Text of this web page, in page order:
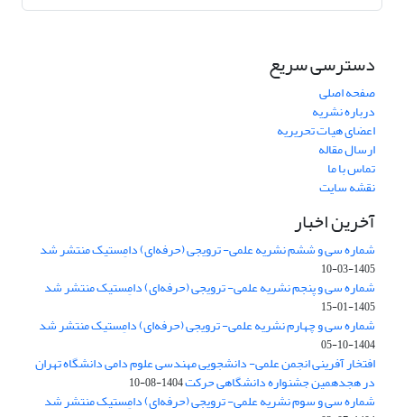
دسترسی سریع
صفحه اصلی
درباره نشریه
اعضای هیات تحریریه
ارسال مقاله
تماس با ما
نقشه سایت
آخرین اخبار
شماره سی و ششم نشریه علمی- ترویجی (حرفه‌ای) دامِستیک منتشر شد
1405-03-10
شماره سی و پنجم نشریه علمی- ترویجی (حرفه‌ای) دامِستیک منتشر شد
1405-01-15
شماره سی و چهارم نشریه علمی- ترویجی (حرفه‌ای) دامِستیک منتشر شد
1404-10-05
افتخار آفرینی انجمن علمی- دانشجویی مهندسی علوم دامی دانشگاه تهران
در هجدهمین جشنواره دانشگاهی حرکت1404-08-10
شماره سی و سوم نشریه علمی- ترویجی (حرفه‌ای) دامِستیک منتشر شد